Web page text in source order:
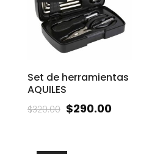
Set de herramientas
AQUILES
$320.00 $290.00